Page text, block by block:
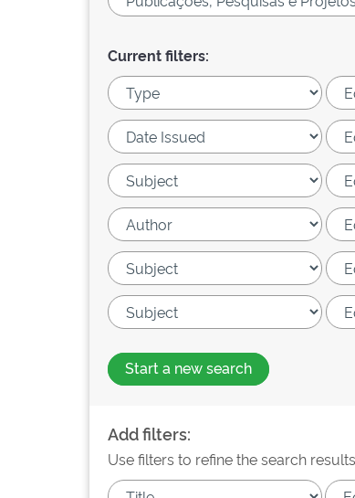
Current filters:
Start a new search
Add filters:
Use filters to refine the search